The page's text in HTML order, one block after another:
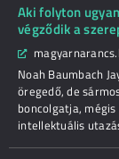
Aki folyton
végződik a
Noah Baumbach
öregedő, de
boncolgatja,
intellektuális